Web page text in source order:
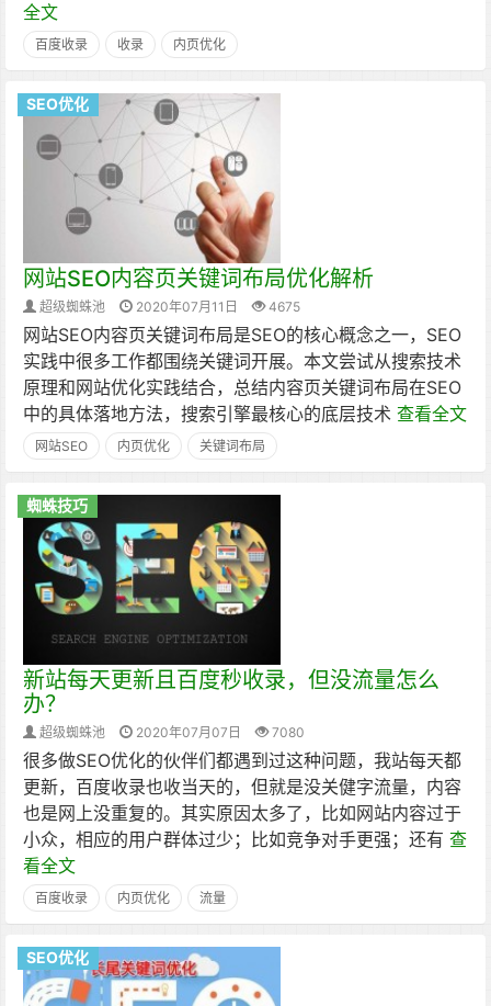
全文
百度收录 收录 内页优化
SEO优化
网站SEO内容页关键词布局优化解析
超级蜘蛛池 2020年07月11日 4675
网站SEO内容页关键词布局是SEO的核心概念之一，SEO
实践中很多工作都围绕关键词开展。本文尝试从搜索技术
原理和网站优化实践结合，总结内容页关键词布局在SEO
中的具体落地方法，搜索引擎最核心的底层技术 查看全文
网站SEO 内页优化 关键词布局
蜘蛛技巧
新站每天更新且百度秒收录，但没流量怎么
办？
超级蜘蛛池 2020年07月07日 7080
很多做SEO优化的伙伴们都遇到过这种问题，我站每天都
更新，百度收录也收当天的，但就是没关健字流量，内容
也是网上没重复的。其实原因太多了，比如网站内容过于
小众，相应的用户群体过少；比如竞争对手更强；还有 查
看全文
百度收录 内页优化 流量
SEO优化